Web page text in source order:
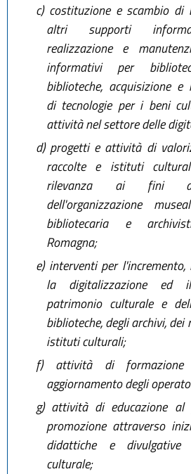
c)costituzione e scambio di
altri supporti
realizzazione e
informativi per
biblioteche, acquisizione e
di tecnologie per i beni
attività nel settore delle
d)progetti e attività di
raccolte e istituti
rilevanza ai fini
dell'organizzazione
bibliotecaria e
Romagna;
e)interventi per l'incremento,
la digitalizzazione ed
patrimonio culturale e
biblioteche, degli archivi,
istituti culturali;
f)attività di formazione
aggiornamento degli
g)attività di educazione al
promozione attraverso
didattiche e divulgative
culturale;